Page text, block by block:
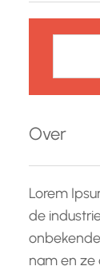
k
n
Over
Lorem
de
nam en ze